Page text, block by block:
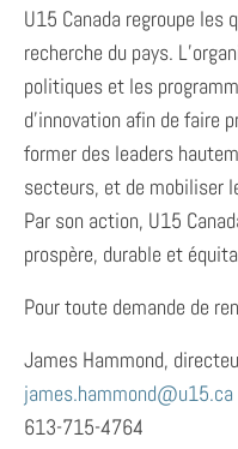
U15 Canada regroupe les
recherche du pays.
politiques et les
d’innovation afin de faire
former des leaders
secteurs, et de mobiliser
Par son action, U15
prospère, durable et
Pour toute demande de
James Hammond,
james.hammond@u15.ca
613-715-4764